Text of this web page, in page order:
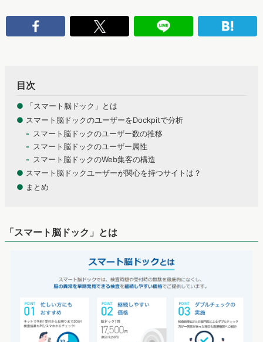
目次
● 「スマート脳ドック」とは
● スマート脳ドックのユーザーをDockpitで分析
スマート脳ドックのユーザー数の推移
スマート脳ドックのユーザー属性
スマート脳ドックのWeb集客の構造
● スマート脳ドックユーザーが関心を持つサイトは？
● まとめ
「スマート脳ドック」とは